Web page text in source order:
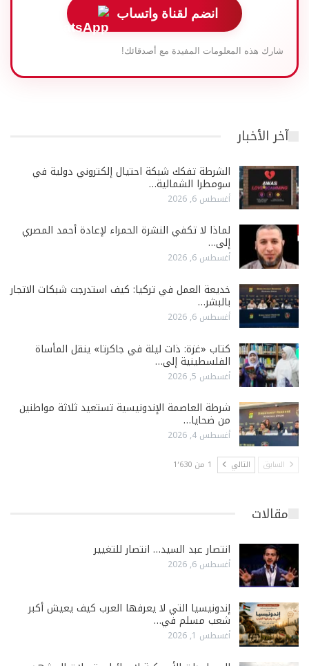
انضم لقناة واتساب
شارك هذه المعلومات المفيدة مع أصدقائك!
آخر الأخبار
الشرطة تفكك شبكة احتيال إلكتروني دولية في
سومطرا الشمالية…
أغسطس 6, 2026
لماذا لا تكفي النشرة الحمراء لإعادة أحمد المصري
إلى…
أغسطس 6, 2026
خديعة العمل في تركيا: كيف استدرجت شبكات الاتجار
بالبشر…
أغسطس 6, 2026
كتاب «غزة: ذات ليلة في جاكرتا» ينقل المأساة
الفلسطينية إلى…
أغسطس 5, 2026
شرطة العاصمة الإندونيسية تستعيد ثلاثة مواطنين
من ضحايا…
أغسطس 4, 2026
السابق التالي 1 من 1٬630
مقالات
انتصار عبد السيد… انتصار للتغيير
أغسطس 6, 2026
إندونيسيا التي لا يعرفها العرب كيف يعيش أكبر
شعب مسلم في…
أغسطس 1, 2026